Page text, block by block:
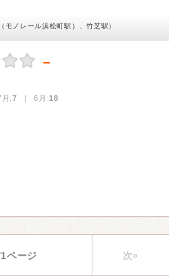
ノレール浜松町駅）、竹芝駅）
－
:7 | 6月:18
ページ 次»